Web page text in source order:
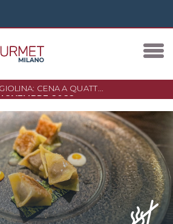
CENA A QUATT...
2022
È STATA…LEGGI DI PIÙ
BI...
LEGGI DI PIÙ